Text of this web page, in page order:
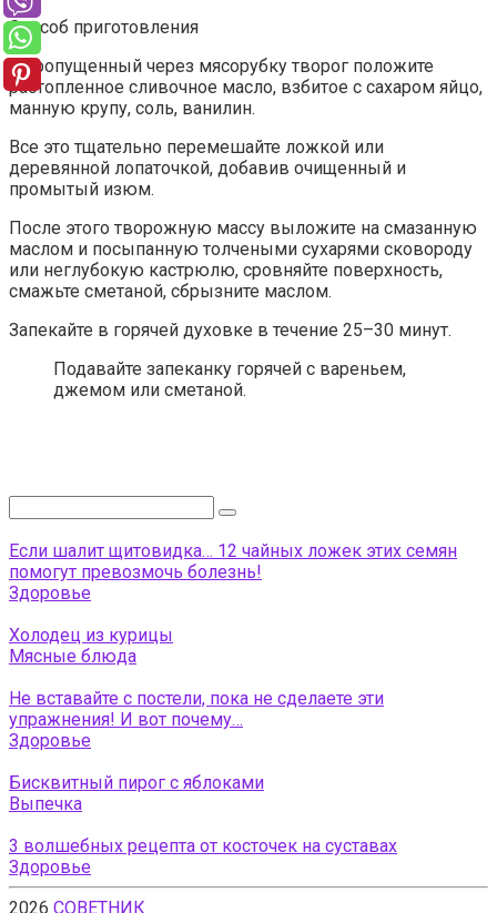
Способ приготовления
В пропущенный через мясорубку творог положите
растопленное сливочное масло, взбитое с сахаром яйцо,
манную крупу, соль, ванилин.
Все это тщательно перемешайте ложкой или
деревянной лопаточкой, добавив очищенный и
промытый изюм.
После этого творожную массу выложите на смазанную
маслом и посыпанную толчеными сухарями сковороду
или неглубокую кастрюлю, сровняйте поверхность,
смажьте сметаной, сбрызните маслом.
Запекайте в горячей духовке в течение 25–30 минут.
Подавайте запеканку горячей с вареньем,
джемом или сметаной.
Если шалит щитовидка… 12 чайных ложек этих семян
помогут превозмочь болезнь!
Здоровье
Холодец из курицы
Мясные блюда
Не вставайте с постели, пока не сделаете эти
упражнения! И вот почему…
Здоровье
Бисквитный пирог с яблоками
Выпечка
3 волшебных рецепта от косточек на суставах
Здоровье
2026 СОВЕТНИК